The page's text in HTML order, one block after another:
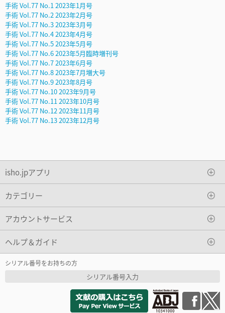
手術 Vol.77 No.1 2023年1月号
手術 Vol.77 No.2 2023年2月号
手術 Vol.77 No.3 2023年3月号
手術 Vol.77 No.4 2023年4月号
手術 Vol.77 No.5 2023年5月号
手術 Vol.77 No.6 2023年5月臨時増刊号
手術 Vol.77 No.7 2023年6月号
手術 Vol.77 No.8 2023年7月増大号
手術 Vol.77 No.9 2023年8月号
手術 Vol.77 No.10 2023年9月号
手術 Vol.77 No.11 2023年10月号
手術 Vol.77 No.12 2023年11月号
手術 Vol.77 No.13 2023年12月号
isho.jpアプリ
カテゴリー
アカウントサービス
ヘルプ＆ガイド
シリアル番号をお持ちの方
シリアル番号入力